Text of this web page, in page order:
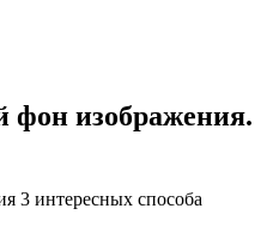
фон изображения.